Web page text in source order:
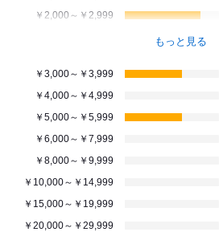
￥2,000～￥2,999
もっと見る
￥3,000～￥3,999
￥4,000～￥4,999
￥5,000～￥5,999
￥6,000～￥7,999
￥8,000～￥9,999
￥10,000～￥14,999
￥15,000～￥19,999
￥20,000～￥29,999